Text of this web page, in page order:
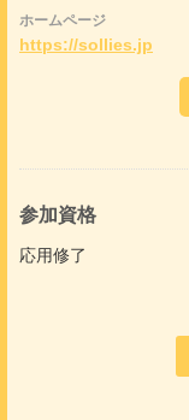
ホームページ
https://sollies.jp
参加資格
応用修了